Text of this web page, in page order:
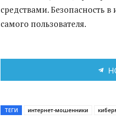
средствами. Безопасность
самого пользователя.
ТЕГИ интернет-мошенники